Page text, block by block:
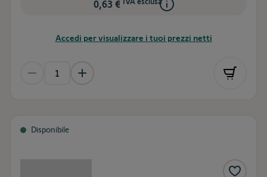
0,63 €
Accedi per visualizzare i tuoi prezzi netti
Disponibile